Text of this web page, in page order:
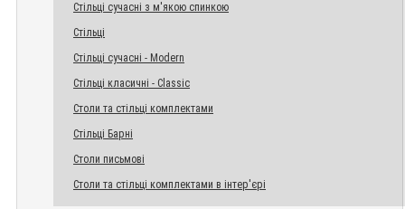
Стільці сучасні з м'якою спинкою
Стільці
Стільці сучасні - Modern
Стільці класичні - Classic
Столи та стільці комплектами
Стільці Барні
Столи письмові
Столи та стільці комплектами в інтер'єрі